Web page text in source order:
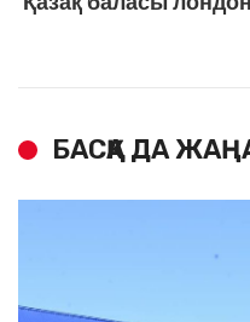
БАСҚА ДА